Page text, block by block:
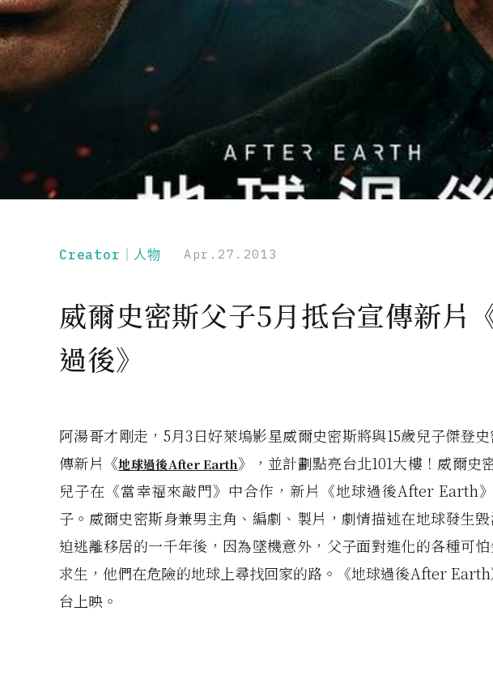
Creator｜人物 Apr.27.2013
威爾史密斯父子5月抵台宣傳新片
過後》
阿湯哥才剛走，5月3日好萊塢影星威爾史密斯將與15歲兒子傑登
傳新片《地球過後After Earth》，並計劃點亮台北101大樓！威爾史
兒子在《當幸福來敲門》中合作，新片 《地球過後After Earth
子。威爾史密斯身兼男主角、編劇、製片，劇情描述在地球發生
迫逃離移居的一千年後，因為墜機意外，父子面對進化的各種可
求生，他們在危險的地球上尋找回家的路。 《地球過後After
台上映。